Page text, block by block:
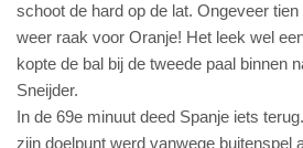
schoot de hard op de lat. Ongeveer
weer raak voor Oranje! Het leek wel
kopte de bal bij de tweede paal binnen
Sneijder.
In de 69e minuut deed Spanje iets
zijn doelpunt werd vanwege buitenspel